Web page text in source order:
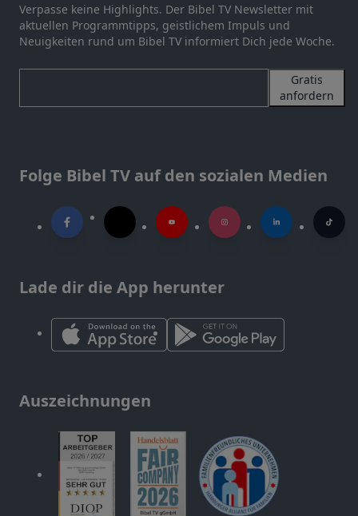
Verpasse keine Highlights. Der Bibel TV Newsletter mit
aktuellen Programmtipps, geistlichem Impuls und
Neuigkeiten rund um Bibel TV informiert Dich jede Woche.
Gratis
anfordern
Folge Bibel TV auf den sozialen Medien
Lade dir die App herunter
Auszeichnungen